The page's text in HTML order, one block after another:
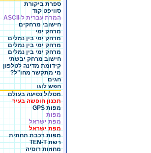
ספרת ביקורת
סוויפט קוד
המרת עברית ל-ASCII
חישובי מרחקים
מרחק ימי
מרחק ימי בין נמלים
מרחק ימי בין נמלים
מרחק ימי בין נמלים
חישוב מרחק יבשתי
קידומת מדינה לטלפון
מי מתקשר מחו"ל?
חגים
חפש לוגו
מסלול נסיעה בעולם
תכנון חופשה בעיר
מפות GPS
מפות
מפת ישראל
מפת ישראל
מפות רכבת תחתית
רשת TEN-T
מחוזות רוסיה